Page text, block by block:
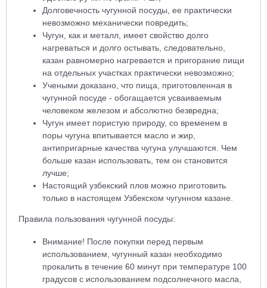
Долговечность чугунной посуды, ее практически
невозможно механически повредить;
Чугун, как и металл, имеет свойство долго
нагреваться и долго остывать, следовательно,
казан равномерно нагревается и пригорание пищи
на отдельных участках практически невозможно;
Учеными доказано, что пища, приготовленная в
чугунной посуде - обогащается усваиваемым
человеком железом и абсолютно безвредна;
Чугун имеет пористую природу, со временем в
поры чугуна впитывается масло и жир,
антипригарные качества чугуна улучшаются. Чем
больше казан использовать, тем он становится
лучше;
Настоящий узбекский плов можно приготовить
только в настоящем Узбекском чугунном казане.
Правила пользования чугунной посуды:
Внимание! После покупки перед первым
использованием, чугунный казан необходимо
прокалить в течение 60 минут при температуре 100
градусов с использованием подсолнечного масла,